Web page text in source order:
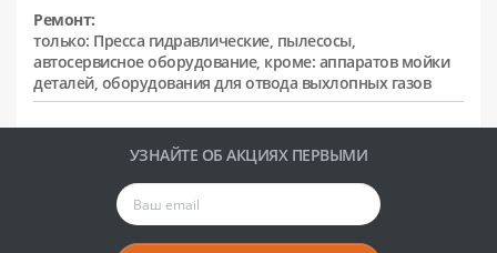
Ремонт:
только: Пресса гидравлические, пылесосы,
автосервисное оборудование, кроме: аппаратов мойки
деталей, оборудования для отвода выхлопных газов
УЗНАЙТЕ ОБ АКЦИЯХ ПЕРВЫМИ